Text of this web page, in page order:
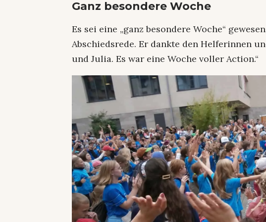
Ganz besondere Woche
Es sei eine „ganz besondere Woche“
Abschiedsrede. Er dankte den Helferinnen
und Julia. Es war eine Woche voller Action.“